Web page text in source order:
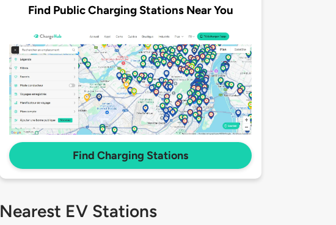
Find Public Charging Stations Near You
Find Charging Stations
Nearest EV Stations